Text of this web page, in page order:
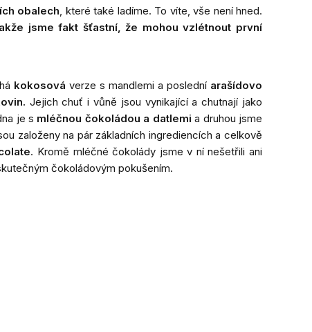
obalech, které také ladíme. To víte, vše není hned.
jsme fakt šťastní, že mohou vzlétnout první
kokosová verze s mandlemi a poslední arašídovo
Jejich chuť i vůně jsou vynikající a chutnají jako
je s mléčnou čokoládou a datlemi a druhou jsme
založeny na pár základních ingrediencích a celkově
. Kromě mléčné čokolády jsme v ní nešetřili ani
čokoládovým pokušením.